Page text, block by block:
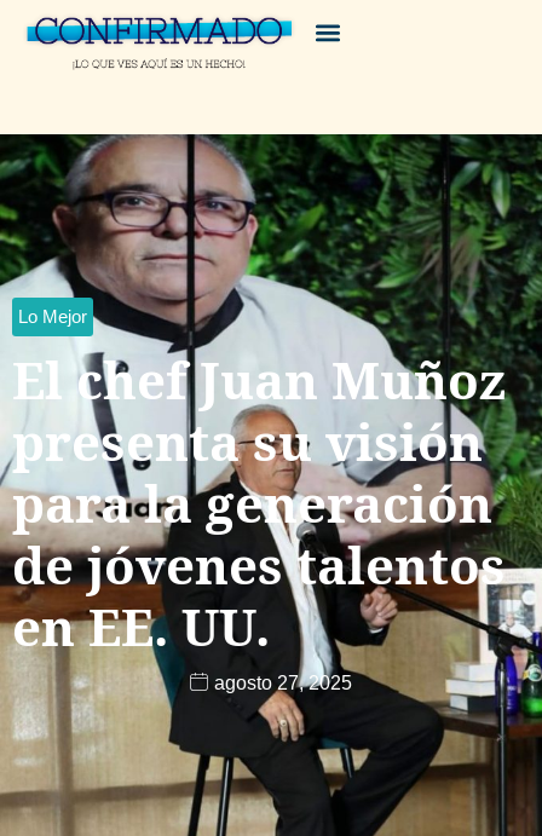
Lo Mejor
El chef Juan Muñoz
presenta su visión
para la generación
de jóvenes talentos
en EE. UU.
agosto 27, 2025